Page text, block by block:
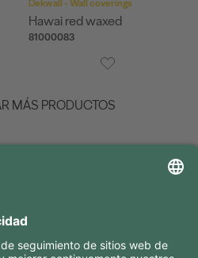
Dekwall - Wall coverings
Hawai red waxed
81000083
MÁS PRODUCTOS